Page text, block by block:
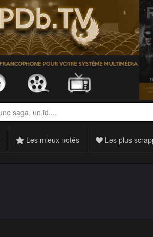
Les mieux notés Les plus